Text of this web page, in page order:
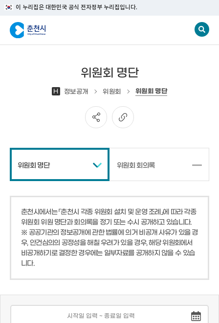
이 누리집은 대한민국 공식 전자정부 누리집입니다.
위원회 명단
H 정보공개 위원회 위원회 명단
위원회 명단 위원회 회의록
춘천시에서는 「춘천시 각종 위원회 설치 및 운영 조례」에 따라 각종
위원회 위원 명단과 회의록을 정기 또는 수시 공개하고 있습니다.
※ 공공기관의 정보공개에 관한 법률에 의거 비공개 사유가 있을 경
우, 안건심의의 공정성을 해칠 우려가 있을 경우, 해당 위원회에서
비공개하기로 결정한 경우에는 일부자료를 공개하지 않을 수 있습
니다.